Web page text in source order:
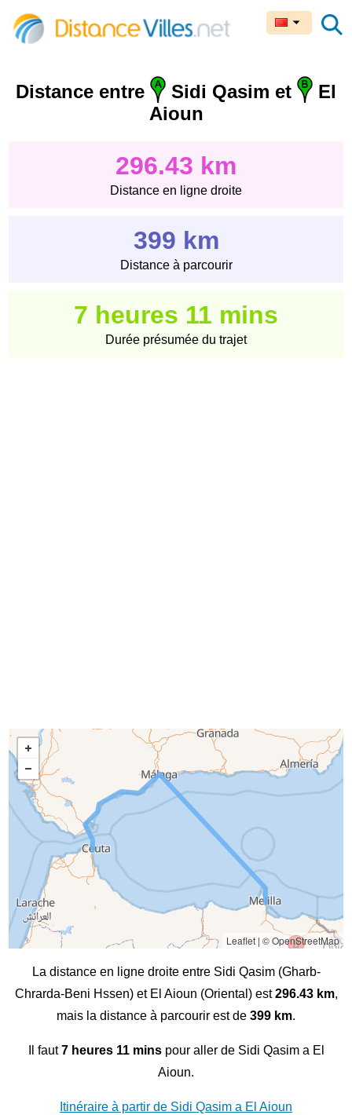
Distance entre Sidi Qasim et
El
Aioun
296.43 km
Distance en ligne droite
399 km
Distance à parcourir
7 heures 11 mins
Durée présumée du trajet
Leaflet| © OpenStreetMap
La distance en ligne droite entre Sidi Qasim (Gharb-
Chrarda-Beni Hssen) et El Aioun (Oriental) est296.43 km,
mais la distance à parcourir est de 399 km.
Il faut7 heures 11 minspour aller de Sidi Qasim a El
Aioun.
Itinéraire à partir de Sidi Qasim a El Aioun